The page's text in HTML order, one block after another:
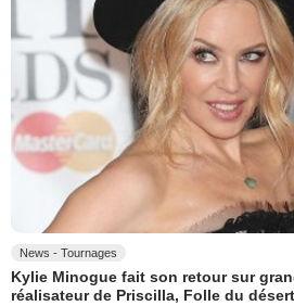
News - Tournages
Kylie Minogue fait son retour sur
réalisateur de Priscilla, Folle du désert